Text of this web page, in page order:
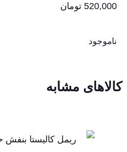
520,000 تومان
ناموجود
کالاهای مشابه